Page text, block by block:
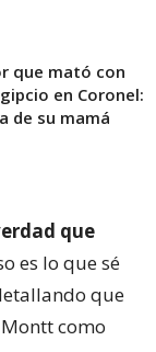
que mató con
en Coronel:
de su mamá
que
es lo que sé
que
como